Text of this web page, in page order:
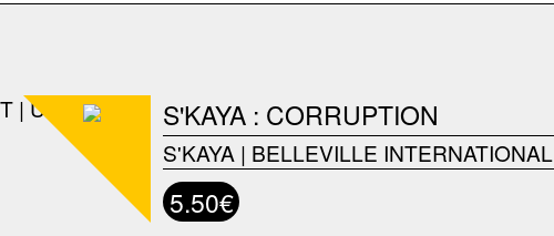
S'KAYA : CORRUPTION
S'KAYA | BELLEVILLE INTERNATIONAL
5.50€